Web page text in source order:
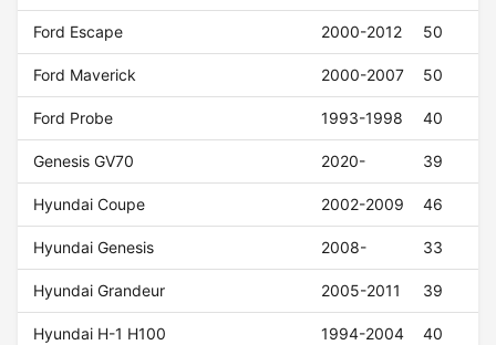
Ford Escape 2000-2012 50
Ford Maverick 2000-2007 50
Ford Probe 1993-1998 40
Genesis GV70 2020- 39
Hyundai Coupe 2002-2009 46
Hyundai Genesis 2008- 33
Hyundai Grandeur 2005-2011 39
Hyundai H-1 H100 1994-2004 40